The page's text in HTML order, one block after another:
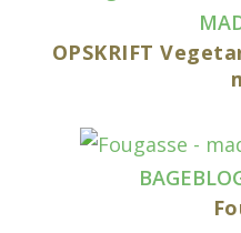
OPSKRIFT